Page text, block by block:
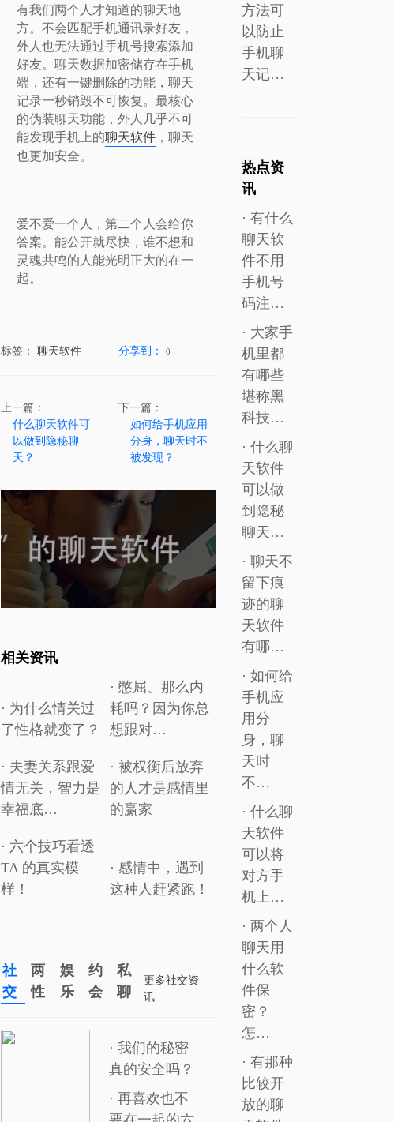
有我们两个人才知道的聊天地
方。不会匹配手机通讯录好友，
外人也无法通过手机号搜索添加
好友。聊天数据加密储存在手机
端，还有一键删除的功能，聊天
记录一秒销毁不可恢复。最核心
的伪装聊天功能，外人几乎不可
能发现手机上的聊天软件 ，聊天
也更加安全。
爱不爱一个人，第二个人会给你
答案。能公开就尽快，谁不想和
灵魂共鸣的人能光明正大的在一
起。
标签： 聊天软件 分享到： 0
上一篇：
什么聊天软件可
以做到隐秘聊
天？
下一篇：
如何给手机应用
分身，聊天时不
被发现？
相关资讯
· 为什么情关过
了性格就变了？
· 憋屈、那么内
耗吗？因为你总
想跟对…
· 夫妻关系跟爱
情无关，智力是
幸福底…
· 被权衡后放弃
的人才是感情里
的赢家
· 六个技巧看透
TA 的真实模
样！
· 感情中，遇到
这种人赶紧跑！
社
交
两
性
娱
乐
约
会
私
聊
更多社交资
讯...
· 我们的秘密
真的安全吗？
· 再喜欢也不
方法可
以防止
手机聊
天记…
热点资
讯
· 有什么
聊天软
件不用
手机号
码注…
· 大家手
机里都
有哪些
堪称黑
科技…
· 什么聊
天软件
可以做
到隐秘
聊天…
· 聊天不
留下痕
迹的聊
天软件
有哪…
· 如何给
手机应
用分
身，聊
天时
不…
· 什么聊
天软件
可以将
对方手
机上…
· 两个人
聊天用
什么软
件保
密？
怎…
· 有那种
比较开
放的聊